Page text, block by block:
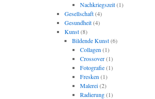
Nachkriegszeit(1)
Gesellschaft(4)
Gesundheit(4)
Kunst(8)
Bildende Kunst(6)
Collagen (1)
Crossover(1)
Fotografie(1)
Fresken (1)
Malerei(2)
Radierung(1)